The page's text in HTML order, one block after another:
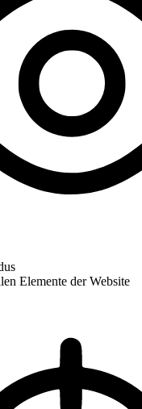
Elemente der Website